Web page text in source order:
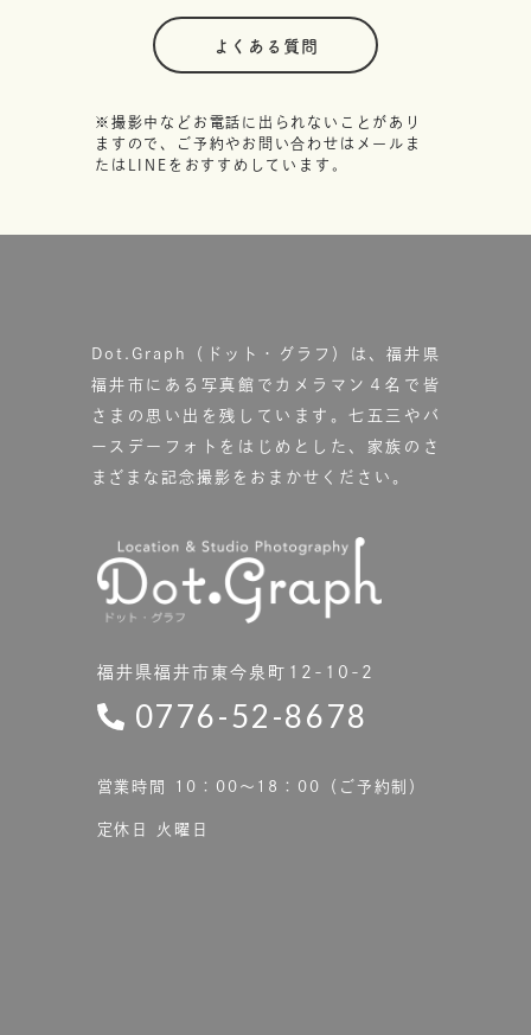
よくある質問
※撮影中などお電話に出られないことがあり
ますので、ご予約やお問い合わせはメールま
たはLINEをおすすめしています。
Dot.Graph（ドット・グラフ）は、福井県
福井市にある写真館で カメラマン４名で皆
さまの思い出を残しています。七五三やバ
ースデーフォトをはじめとした、家族のさ
まざまな記念撮影をおまかせください。
福井県福井市東今泉町12-10-2
0776-52-8678
営業時間 10：00〜18：00（ご予約制）
定休日 火曜日